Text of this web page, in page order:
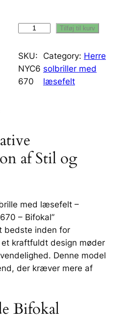
r
r
e
r
m
e
d
l
æ
s
e
Tilføj til kurv
SKU:
NYC6
670
Category: Herre
solbriller med
læsefelt
af Stil og
med læsefelt –
– Bifokal”
bedste inden for
kraftfuldt design møder
Denne model
der kræver mere af
Bifokal